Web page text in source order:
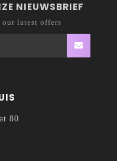
NIEUWSBRIEF
latest offers
80